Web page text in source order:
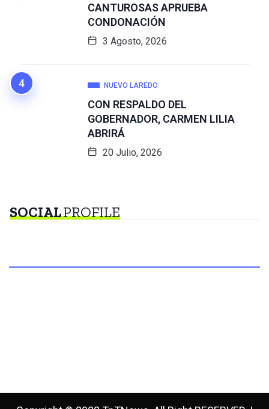
CANTUROSAS APRUEBA
CONDONACIÓN
3 Agosto, 2026
NUEVO LAREDO
CON RESPALDO DEL
GOBERNADOR, CARMEN LILIA
ABRIRÁ
20 Julio, 2026
SOCIALPROFILE